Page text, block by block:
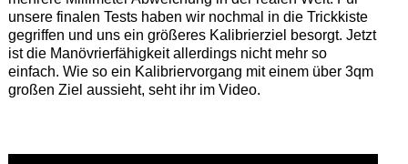
unsere finalen Tests haben wir nochmal in die Trickkiste
gegriffen und uns ein größeres Kalibrierziel besorgt. Jetzt
ist die Manövrierfähigkeit allerdings nicht mehr so
einfach. Wie so ein Kalibriervorgang mit einem über 3qm
großen Ziel aussieht, seht ihr im Video.